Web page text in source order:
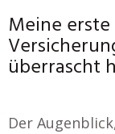
Meine
überrascht
Der